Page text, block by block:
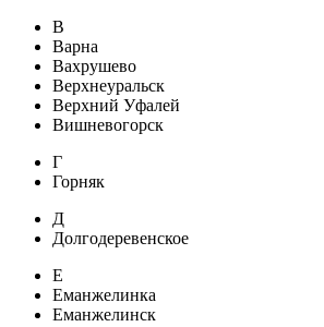
В
Варна
Вахрушево
Верхнеуральск
Верхний Уфалей
Вишневогорск
Г
Горняк
Д
Долгодеревенское
Е
Еманжелинка
Еманжелинск